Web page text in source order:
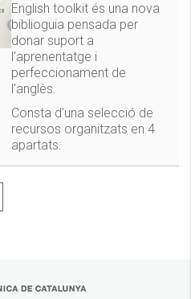
English toolkit és una nova
biblioguia pensada per
donar suport a
l'aprenentatge i
perfeccionament de
l'anglès.
Consta d'una selecció de
recursos organitzats en 4
apartats: